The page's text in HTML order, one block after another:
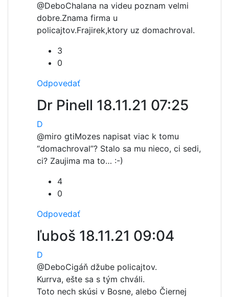
@DeboChalana na videu poznam velmi
dobre.Znama firma u
policajtov.Frajirek,ktory uz domachroval.
3
0
Odpovedať
Dr Pinell 18.11.21 07:25
D
@miro gtiMozes napisat viac k tomu
“domachroval”? Stalo sa mu nieco, ci sedi,
ci? Zaujima ma to… :-)
4
0
Odpovedať
ľuboš 18.11.21 09:04
D
@DeboCigáň džube policajtov.
Kurrva, ešte sa s tým chváli.
Toto nech skúsi v Bosne, alebo Čiernej